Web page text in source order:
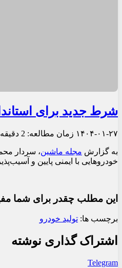
شرط جدید برای
۱۴۰۴-۰۱-۲۷ زمان مطالعه: 2 دقیقه
به گزارش مجله ماشین، سردار
خودروهایی با ایمنی پایین و
این مطلب چقدر برای شما
برچسب ها: تولید خودرو
اشتراک گذاری نوشته
Telegram